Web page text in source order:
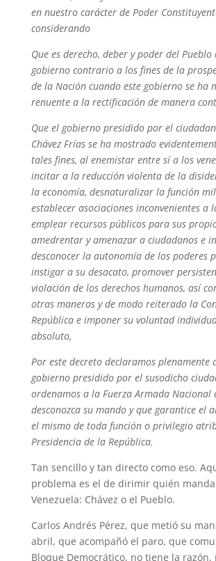
en nuestro carácter de Poder
considerando
Que es derecho, deber y poder del
gobierno contrario a los fines de la
de la Nación cuando este gobierno se ha
renuente a la rectificación de manera
Que el gobierno presidido por el
Chávez Frías se ha mostrado
tales fines, al enemistar entre sí a los
incitar a la reducción violenta de la
la economía, desnaturalizar la función
establecer asociaciones inconvenientes a
emplear recursos públicos para sus
amedrentar y amenazar a ciudadanos e
desconocer la autonomía de los poderes
instigar a su desacato, promover
violación de los derechos humanos, así
otras maneras y de modo reiterado la
República e imponer su voluntad
absoluto,
Por este decreto declaramos plenamente
gobierno presidido por el susodicho
ordenamos a la Fuerza Armada Nacional
desconozca su mando y que garantice el
el mismo de toda función o privilegio
Presidencia de la República.
Tan sencillo y tan directo como eso.
problema es el de dirimir quién
Venezuela: Chávez o el Pueblo.
Carlos Andrés Pérez, que metió su
abril, que acompañó el paro, que
Bloque Democrático, no tiene la razón,